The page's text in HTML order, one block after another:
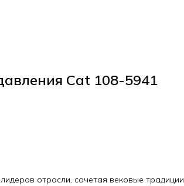
Cat 108-5941
отрасли, сочетая вековые традиции